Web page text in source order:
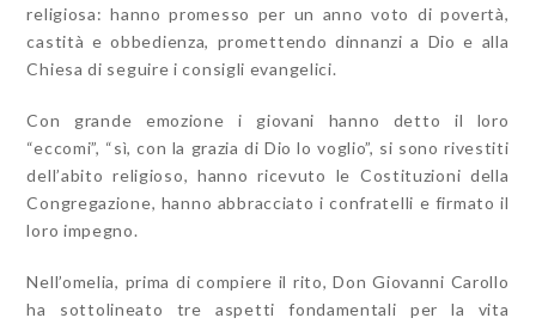
religiosa: hanno promesso per un anno voto di povertà,
castità e obbedienza, promettendo dinnanzi a Dio e alla
Chiesa di seguire i consigli evangelici.
Con grande emozione i giovani hanno detto il loro
“eccomi”, “sì, con la grazia di Dio lo voglio”, si sono rivestiti
dell’abito religioso, hanno ricevuto le Costituzioni della
Congregazione, hanno abbracciato i confratelli e firmato il
loro impegno.
Nell’omelia, prima di compiere il rito, Don Giovanni Carollo
ha sottolineato tre aspetti fondamentali per la vita